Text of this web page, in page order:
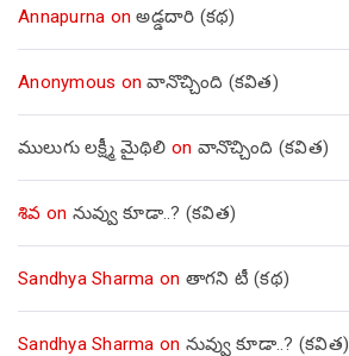
Annapurna onఅడ్డదారి (కథ)
Anonymous onవానొచ్చింది (కవిత)
ములుగు లక్ష్మీ మైథిలి on వానొచ్చింది (కవిత)
శివ on నువ్వు కూడా..? (కవిత)
Sandhya Sharma on తాగని టీ (కథ)
Sandhya Sharma on నువ్వు కూడా..? (కవిత)